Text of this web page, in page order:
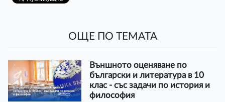
ОЩЕ ПО ТЕМАТА
Външното оценяване по
български и литература в 10
клас - със задачи по история и
философия